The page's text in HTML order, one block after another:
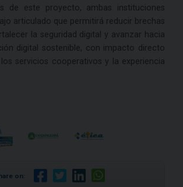
de este proyecto, ambas instituciones
articulado que permitirá reducir brechas
la seguridad digital y avanzar hacia
digital sostenible, con impacto directo
servicios cooperativos y la experiencia
on: